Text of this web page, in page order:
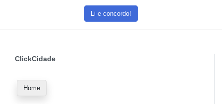
Li e concordo!
ClickCidade
Home